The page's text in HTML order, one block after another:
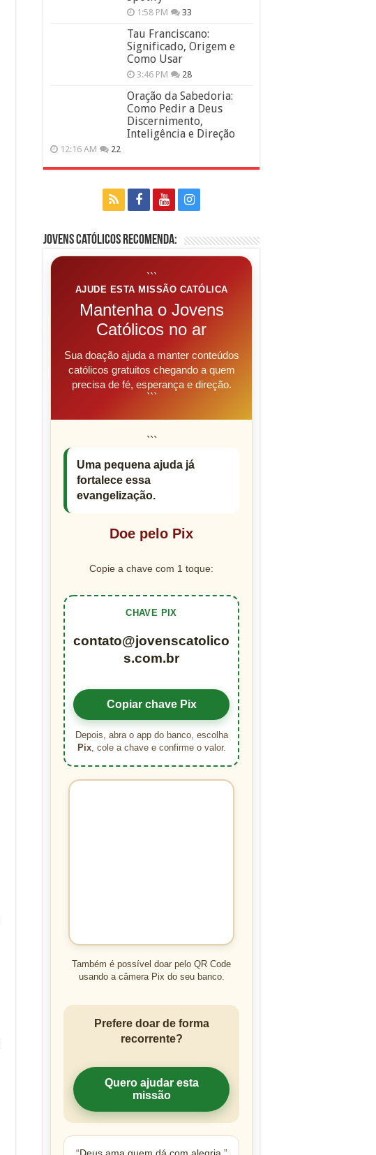
1:58 PM 33
Tau Franciscano:
Significado, Origem e
Como Usar
3:46 PM 28
Oração da Sabedoria:
Como Pedir a Deus
Discernimento,
Inteligência e Direção
12:16 AM 22
Jovens Católicos Recomenda:
```
AJUDE ESTA MISSÃO CATÓLICA
Mantenha o Jovens
Católicos no ar
Sua doação ajuda a manter conteúdos
católicos gratuitos chegando a quem
precisa de fé, esperança e direção.
```
```
Uma pequena ajuda já
fortalece essa
evangelização.
Doe pelo Pix
Copie a chave com 1 toque:
CHAVE PIX
contato@jovenscatolico
s.com.br
Copiar chave Pix
Depois, abra o app do banco, escolha
Pix, cole a chave e confirme o valor.
Também é possível doar pelo QR Code
usando a câmera Pix do seu banco.
Prefere doar de forma
recorrente?
Quero ajudar esta
missão